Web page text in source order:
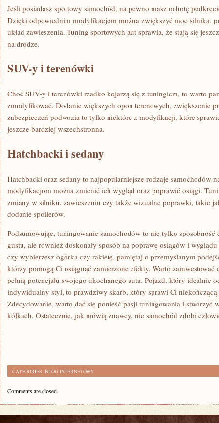
Jeśli posiadasz sportowy samochód, na pewno masz ochotę
Dzięki odpowiednim modyfikacjom można zwiększyć moc‍ silnika,
układ zawieszenia.⁢ Tuning sportowych aut sprawia,‌ że stają się
na drodze.
SUV-y ⁤i⁤ terenówki
Choć SUV-y i terenówki rzadko kojarzą się z tuningiem, to warto
zmodyfikować. Dodanie większych opon terenowych, zwiększenie
zabezpieczeń podwozia ⁤to tylko⁤ niektóre⁢ z modyfikacji, które
jeszcze bardziej wszechstronna.
Hatchbacki i⁢ sedany
Hatchbacki oraz sedany to najpopularniejsze rodzaje samochodów
modyfikacjom można zmienić ich wygląd oraz poprawić osiągi.
zmiany w silniku, zawieszeniu czy także wizualne poprawki, ⁤takie
dodanie spoilerów.
Podsumowując, tuningowanie samochodów to nie tylko
gustu, ale również doskonały sposób na poprawę osiągów i
czy wybierzesz ogórka ​czy rakietę, pamiętaj o przemyślanym‌
którzy⁢ pomogą Ci osiągnąć zamierzone​ efekty.​ Warto zainwestować
pełnią potencjału swojego ukochanego auta. Pojazd, który idealnie⁢
indywidualny styl, to prawdziwy skarb, który sprawi Ci niekończącą
Zdecydowanie, warto dać się ponieść pasji tuningowania ⁣i stworzyć
kółkach. Ostatecznie, jak mówią znawcy,‍ nie ⁤samochód zdobi
CATEGORIES: BLOG INTERNETOWY
Comments are closed.